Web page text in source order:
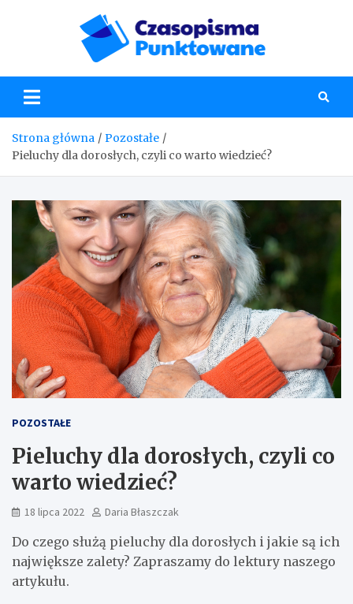
Strona główna
Pozostałe
Pieluchy dla dorosłych, czyli co warto wiedzieć?
POZOSTAŁE
Pieluchy dla dorosłych, czyli co
warto wiedzieć?
18 lipca 2022 Daria Błaszczak
Do czego służą pieluchy dla dorosłych i jakie są ich
największe zalety? Zapraszamy do lektury naszego
artykułu.